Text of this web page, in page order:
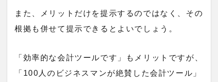
また、メリットだけを提示するのではなく、その
根拠も併せて提示できるとよいでしょう。
「効率的な会計ツールです」もメリットですが、
「100人のビジネスマンが絶賛した会計ツール」